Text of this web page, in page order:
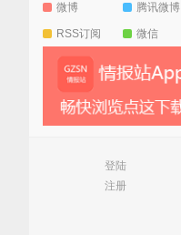
微博 腾讯微博
RSS订阅 微信
登陆
注册